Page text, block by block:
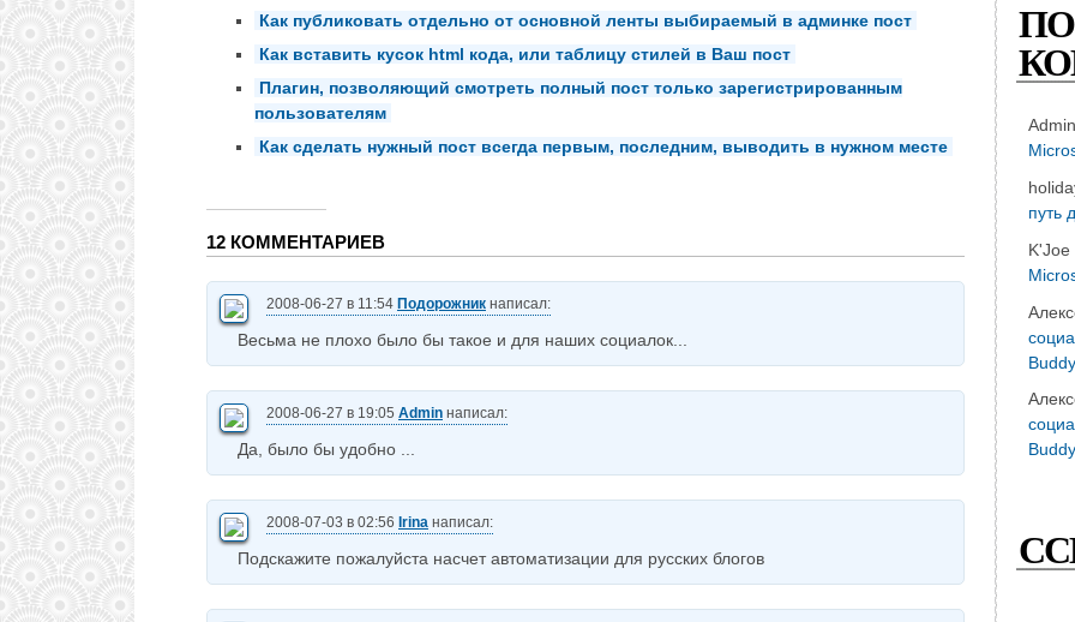
Как публиковать отдельно от основной ленты выбираемый в админке пост
Как вставить кусок html кода, или таблицу стилей в Ваш пост
Плагин, позволяющий смотреть полный пост только зарегистрированным
пользователям
Как cделать нужный пост всегда первым, последним, выводить в нужном месте
12 КОММЕНТАРИЕВ
2008-06-27 в 11:54 Подорожник написал:
Весьма не плохо было бы такое и для наших социалок...
2008-06-27 в 19:05 Admin написал:
Да, было бы удобно ...
2008-07-03 в 02:56 Irina написал:
Подскажите пожалуйста насчет автоматизации для русских блогов
Admin
путь
K'Joe